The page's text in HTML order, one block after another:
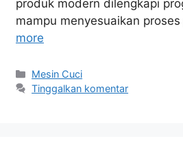
produk modern dilengkapi
mampu menyesuaikan
more
Kategori
Mesin Cuci
Tinggalkan komentar